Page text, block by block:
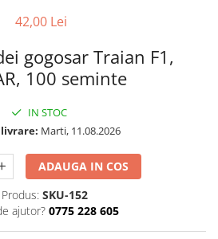
42,00 Lei
gogosar Traian F1,
100 seminte
IN STOC
Marti, 11.08.2026
ADAUGA IN COS
SKU-152
ajutor? 0775 228 605